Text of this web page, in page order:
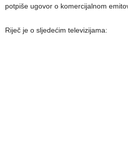
potpiše ugovor o komercijalnom
Riječ je o sljedećim televizijama: